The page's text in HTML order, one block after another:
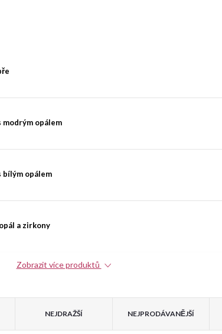
opálem
bílým opálem
a zirkony
Zobrazit více produktů
NEJDRAŽŠÍ NEJPRODÁVANĚJŠÍ